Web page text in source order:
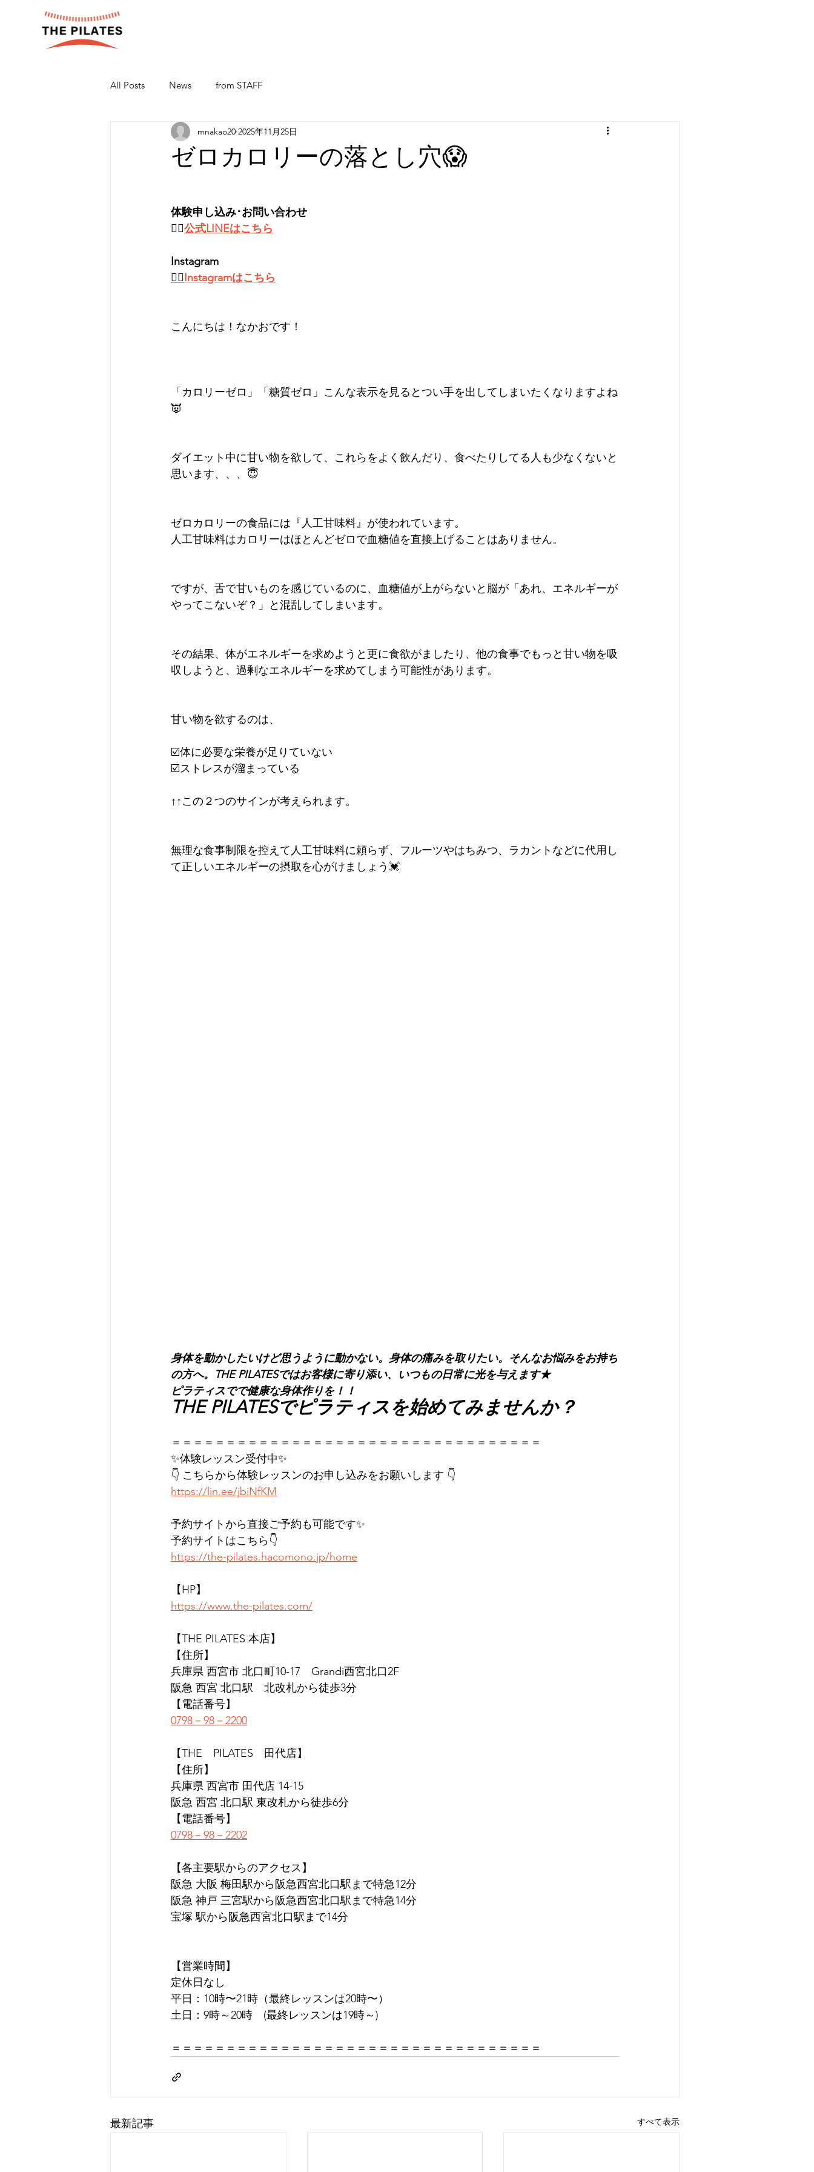
All Posts News from STAFF
ゼロカロリーの落とし穴😱
mnakao20 2025年11月25日
体験申し込み･お問い合わせ
👉🏻公式LINEはこちら
Instagram
👉🏻Instagramはこちら
こんにちは！なかおです！
「カロリーゼロ」「糖質ゼロ」こんな表示を見るとつい手を出してしまいたくなりますよね
👿
ダイエット中に甘い物を欲して、これらをよく飲んだり、食べたりしてる人も少なくないと
思います、、、😇
ゼロカロリーの食品には『人工甘味料』が使われています。
人工甘味料はカロリーはほとんどゼロで血糖値を直接上げることはありません。
ですが、舌で甘いものを感じているのに、血糖値が上がらないと脳が「あれ、エネルギーが
やってこないぞ？」と混乱してしまいます。
その結果、体がエネルギーを求めようと更に食欲がましたり、他の食事でもっと甘い物を吸
収しようと、過剰なエネルギーを求めてしまう可能性があります。
甘い物を欲するのは、
☑️体に必要な栄養が足りていない
☑️ストレスが溜まっている
↑↑この２つのサインが考えられます。
無理な食事制限を控えて人工甘味料に頼らず、フルーツやはちみつ、ラカントなどに代用し
て正しいエネルギーの摂取を心がけましょう💓
身体を動かしたいけど思うように動かない。身体の痛みを取りたい。そんなお悩みをお持ち
の方へ。THE PILATESではお客様に寄り添い、いつもの日常に光を与えます★
ピラティスでで健康な身体作りを！！
THE PILATESでピラティスを始めてみませんか？
＝＝＝＝＝＝＝＝＝＝＝＝＝＝＝＝＝＝＝＝＝＝＝＝＝＝＝＝＝＝＝＝＝＝
✨体験レッスン受付中✨
👇 こちらから体験レッスンのお申し込みをお願いします 👇
https://lin.ee/jbiNfKM
予約サイトから直接ご予約も可能です✨
予約サイトはこちら👇
https://the-pilates.hacomono.jp/home
【HP】
https://www.the-pilates.com/
【THE PILATES 本店】
【住所】
兵庫県 西宮市 北口町10-17　Grandi西宮北口2F
阪急 西宮 北口駅　北改札から徒歩3分
【電話番号】
0798－98－2200
【THE　PILATES　田代店】
【住所】
兵庫県 西宮市 田代店 14-15
阪急 西宮 北口駅 東改札から徒歩6分
【電話番号】
0798－98－2202
【各主要駅からのアクセス】
阪急 大阪 梅田駅から阪急西宮北口駅まで特急12分
阪急 神戸 三宮駅から阪急西宮北口駅まで特急14分
宝塚 駅から阪急西宮北口駅まで14分
【営業時間】
定休日なし
平日：10時〜21時（最終レッスンは20時〜）
土日：9時～20時　(最終レッスンは19時～)
＝＝＝＝＝＝＝＝＝＝＝＝＝＝＝＝＝＝＝＝＝＝＝＝＝＝＝＝＝＝＝＝＝＝
最新記事 すべて表示